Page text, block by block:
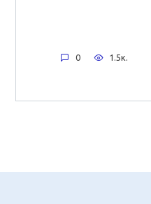
0 1.5к.